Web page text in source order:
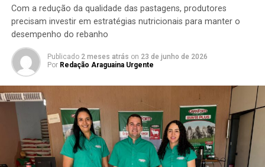
Com a redução da qualidade das pastagens, produtores
precisam investir em estratégias nutricionais para manter o
desempenho do rebanho
Publicado 2 meses atrás on 23 de junho de 2026
Por Redação Araguaina Urgente